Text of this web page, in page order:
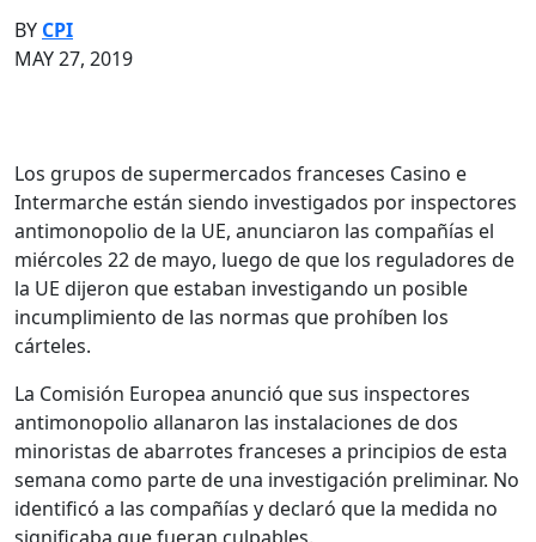
BY CPI
MAY 27, 2019
Los grupos de supermercados franceses Casino e
Intermarche están siendo investigados por inspectores
antimonopolio de la UE, anunciaron las compañías el
miércoles 22 de mayo, luego de que los reguladores de
la UE dijeron que estaban investigando un posible
incumplimiento de las normas que prohíben los
cárteles.
La Comisión Europea anunció que sus inspectores
antimonopolio allanaron las instalaciones de dos
minoristas de abarrotes franceses a principios de esta
semana como parte de una investigación preliminar. No
identificó a las compañías y declaró que la medida no